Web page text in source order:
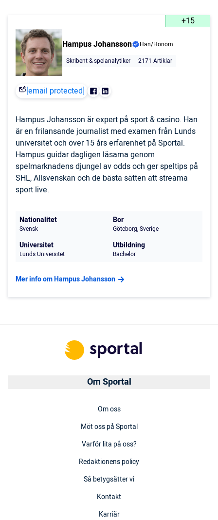
+15
Hampus Johansson
Han/Honom
Skribent & spelanalytiker
2171 Artiklar
[email protected]
Hampus Johansson är expert på sport & casino. Han
är en frilansande journalist med examen från Lunds
universitet och över 15 års erfarenhet på Sportal.
Hampus guidar dagligen läsarna genom
spelmarknadens djungel av odds och ger speltips på
SHL, Allsvenskan och de bästa sätten att streama
sport live.
Nationalitet
Svensk
Bor
Göteborg, Sverige
Universitet
Lunds Universitet
Utbildning
Bachelor
Mer info om Hampus Johansson
Om Sportal
Om oss
Möt oss på Sportal
Varför lita på oss?
Redaktionens policy
Så betygsätter vi
Kontakt
Karriär